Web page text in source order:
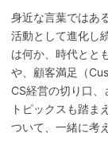
身近な言葉ではあ
活動として進化し
は何か、時代とと
や、顧客満足（
CS経営の切り口
トピックスも踏ま
ついて、一緒に考